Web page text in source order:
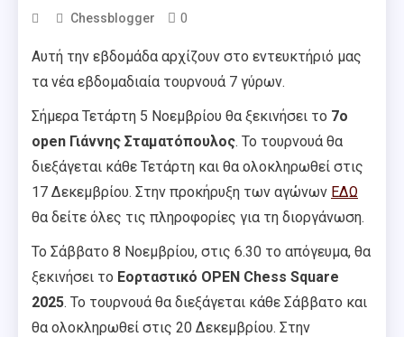
Chessblogger 0
Αυτή την εβδομάδα αρχίζουν στο εντευκτήριό μας
τα νέα εβδομαδιαία τουρνουά 7 γύρων.
Σήμερα Τετάρτη 5 Νοεμβρίου θα ξεκινήσει το 7ο
open Γιάννης Σταματόπουλος. Το τουρνουά θα
διεξάγεται κάθε Τετάρτη και θα ολοκληρωθεί στις
17 Δεκεμβρίου. Στην προκήρυξη των αγώνων ΕΔΩ
θα δείτε όλες τις πληροφορίες για τη διοργάνωση.
Το Σάββατο 8 Νοεμβρίου, στις 6.30 το απόγευμα, θα
ξεκινήσει το Εορταστικό OPEN Chess Square
2025. Το τουρνουά θα διεξάγεται κάθε Σάββατο και
θα ολοκληρωθεί στις 20 Δεκεμβρίου. Στην